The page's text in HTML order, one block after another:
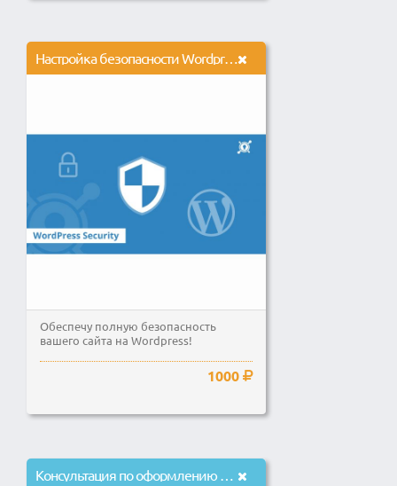
Настройка безопасности Wordpress
Обеспечу полную безопасность
вашего сайта на Wordpress!
1000
Консультация по оформлению профиля в inst